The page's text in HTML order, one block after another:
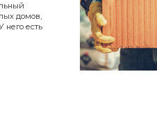
домов,
него есть